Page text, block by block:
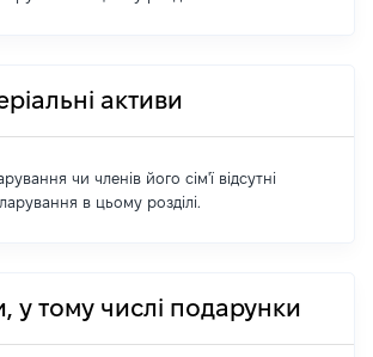
активи
чи членів його сім'ї відсутні
в цьому розділі.
у тому числі подарунки